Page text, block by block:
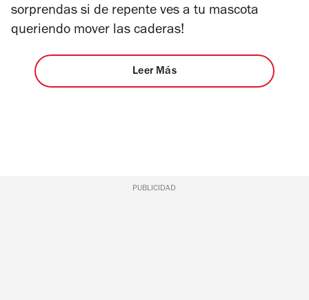
sorprendas si de repente ves a tu mascota
queriendo mover las caderas!
Leer Más
PUBLICIDAD